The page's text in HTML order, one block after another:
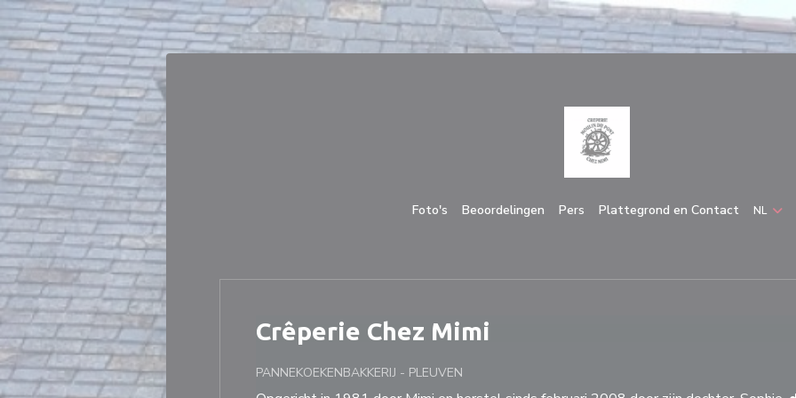
Cookies beheer paneel
Foto's Beoordelingen Pers Plattegrond en Contact NL
Crêperie Chez Mimi
PANNEKOEKENBAKKERIJ - PLEUVEN